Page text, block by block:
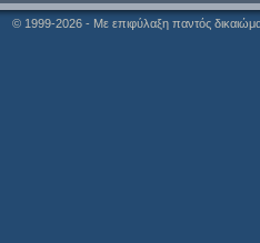
© 1999-2026 - Με επιφύλαξη παντός